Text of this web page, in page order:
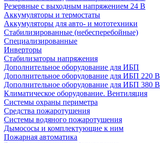
Резервные с выходным напряжением 24 В
Аккумуляторы и термостаты
Аккумуляторы для авто- и мототехники
Стабилизированные (небесперебойные)
Специализированные
Инверторы
Стабилизаторы напряжения
Дополнительное оборудование для ИБП
Дополнительное оборудование для ИБП 220 В
Дополнительное оборудование для ИБП 380 В
Климатическое оборудование. Вентиляция
Системы охраны периметра
Средства пожаротушения
Системы водяного пожаротушения
Дымососы и комплектующие к ним
Пожарная автоматика